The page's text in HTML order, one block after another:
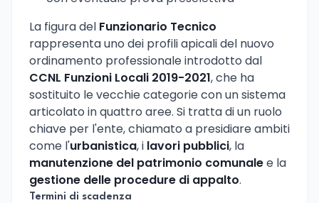
La figura del Funzionario Tecnico
rappresenta uno dei profili apicali del nuovo
ordinamento professionale introdotto dal
CCNL Funzioni Locali 2019-2021, che ha
sostituito le vecchie categorie con un sistema
articolato in quattro aree. Si tratta di un ruolo
chiave per l'ente, chiamato a presidiare ambiti
come l'urbanistica, i lavori pubblici, la
manutenzione del patrimonio comunalee la
gestione delle procedure di appalto.
Termini di scadenza